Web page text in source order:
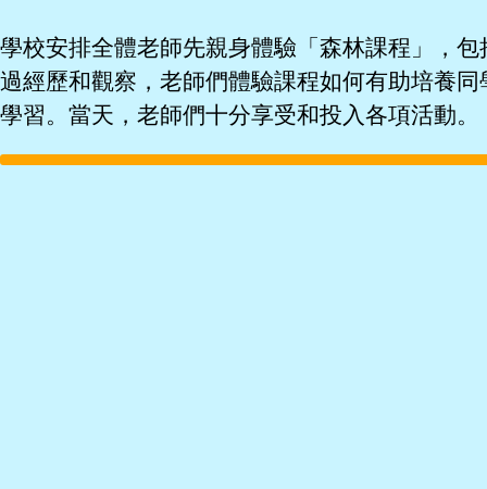
家長教師會
家長心聲
升中派位
入學辦法
學校安排全體老師先親身體驗「森林課程」，
過經歷和觀察，老師們體驗課程如何有助培養
學習。當天，老師們十分享受和投入各項活動。